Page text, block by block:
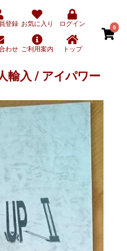
登録 お気に入り ログイン
わせ ご利用案内 トップ
0
輸入 / アイパワー